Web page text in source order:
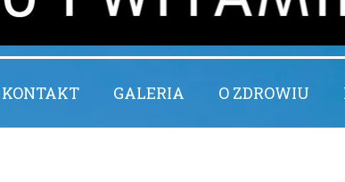
KONTAKT GALERIA O ZDROWIU